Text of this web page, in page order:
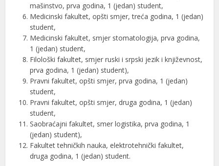
mašinstvo, prva godina, 1 (jedan) student,
Medicinski fakultet, opšti smjer, treća godina, 1 (jedan)
student,
Medicinski fakultet, smjer stomatologija, prva godina,
1 (jedan) student,
Filološki fakultet, smjer ruski i srpski jezik i književnost,
prva godina, 1 (jedan) student),
Pravni fakultet, opšti smjer, prva godina, 1 (jedan)
student,
Pravni fakultet, opšti smjer, druga godina, 1 (jedan)
student,
Saobraćajni fakultet, smer logistika, prva godina, 1
(jedan) student),
Fakultet tehničkih nauka, elektrotehnički fakultet,
druga godina, 1 (jedan) student.